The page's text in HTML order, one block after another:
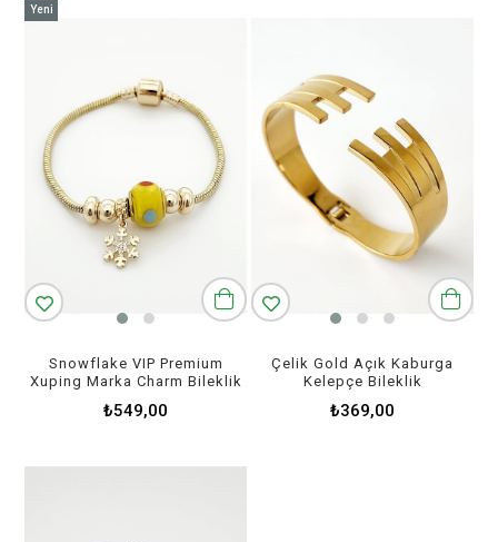
Snowflake VIP Premium
Xuping Marka Charm Bileklik
₺549,00
Yeni
Çelik Gold Açık Kaburga
Kelepçe Bileklik
₺369,00